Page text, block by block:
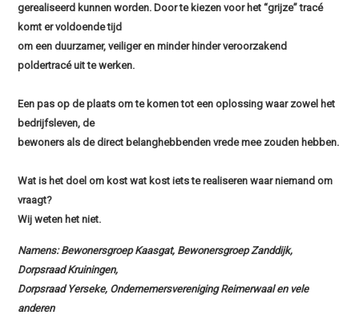
gerealiseerd kunnen worden. Door te kiezen voor het “grijze” tracé
komt er voldoende tijd
om een duurzamer, veiliger en minder hinder veroorzakend
poldertracé uit te werken.
Een pas op de plaats om te komen tot een oplossing waar zowel het
bedrijfsleven, de
bewoners als de direct belanghebbenden vrede mee zouden hebben.
Wat is het doel om kost wat kost iets te realiseren waar niemand om
vraagt?
Wij weten het niet.
Namens: Bewonersgroep Kaasgat, Bewonersgroep Zanddijk,
Dorpsraad Kruiningen,
Dorpsraad Yerseke, Ondernemersvereniging Reimerwaal en vele
anderen